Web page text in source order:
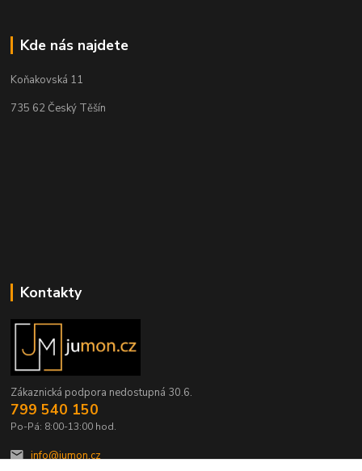
Kde nás najdete
Koňakovská 11
735 62 Český Těšín
Kontakty
Zákaznická podpora nedostupná 30.6.
799 540 150
Po-Pá: 8:00-13:00 hod.
info@jumon.cz